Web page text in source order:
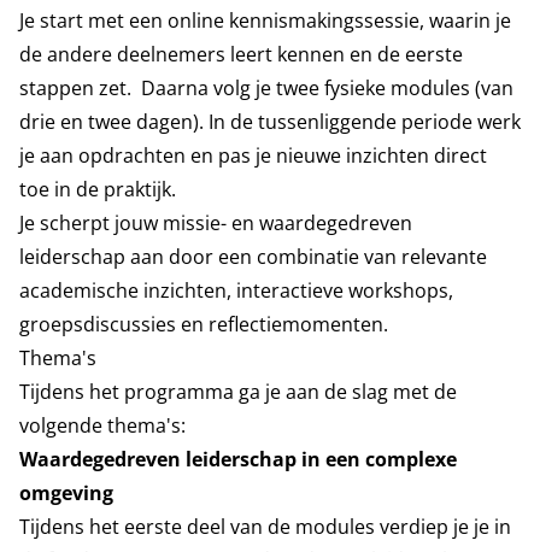
Je start met een online kennismakingssessie, waarin je
de andere deelnemers leert kennen en de eerste
stappen zet. Daarna volg je twee fysieke modules (van
drie en twee dagen). In de tussenliggende periode werk
je aan opdrachten en pas je nieuwe inzichten direct
toe in de praktijk.
Je scherpt jouw missie- en waardegedreven
leiderschap aan door een combinatie van relevante
academische inzichten, interactieve workshops,
groepsdiscussies en reflectiemomenten.
Thema's
Tijdens het programma ga je aan de slag met de
volgende thema's:
Waardegedreven leiderschap in een complexe
omgeving
Tijdens het eerste deel van de modules verdiep je je in